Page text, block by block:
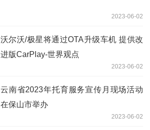
2023-06-02
沃尔沃/极星将通过OTA升级车机 提供改
进版CarPlay-世界观点
2023-06-02
云南省2023年托育服务宣传月现场活动
在保山市举办
2023-06-02